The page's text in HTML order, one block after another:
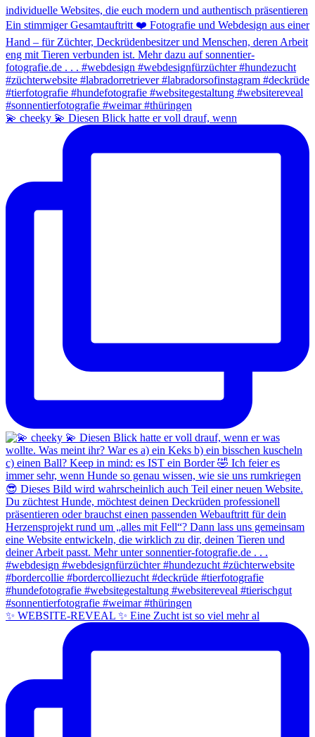
💫 cheeky 💫 Diesen Blick hatte er voll drauf, wenn
✨ WEBSITE-REVEAL ✨ Eine Zucht ist so viel mehr al